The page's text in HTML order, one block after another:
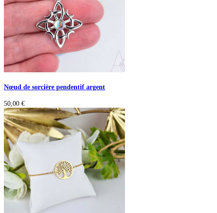
Nœud de sorcière pendentif argent
50,00 €